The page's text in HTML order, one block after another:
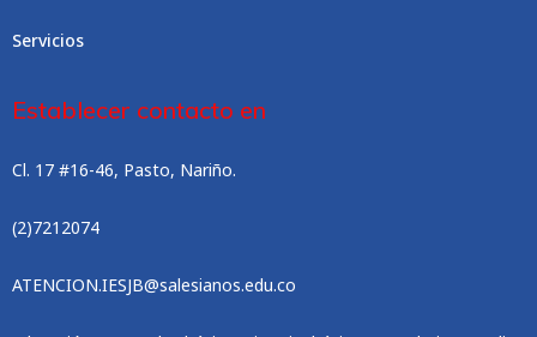
Servicios
Establecer contacto en
Cl. 17 #16-46, Pasto, Nariño.
(2)7212074
ATENCION.IESJB@salesianos.edu.co